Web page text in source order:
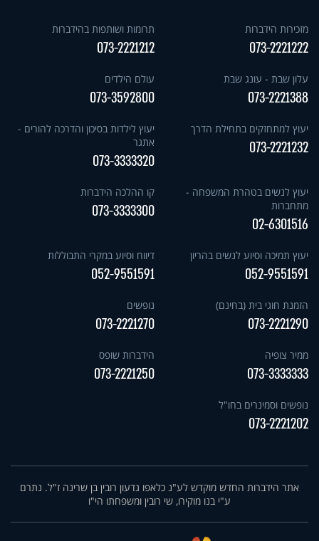
מזכירות הידברות
073-2221222
תרומות ושותפות בהידברות
073-2221212
עלון שבת - עונג שבת
073-2221388
עולם הילדים
073-3592800
יעוץ למתחזקים בתחילת הדרך
073-2221232
יעוץ לילדות בסיכון והדרכה להורים -
אתגר
073-3333320
יעוץ לנשים בטהרת המשפחה -
מתחברות
02-6301516
קו ההלכה הידברות
073-3333300
יעוץ תמיכה וסיוע לנשים בהריון
052-9551591
דיווח וסיוע במקרי התבוללות
052-9551591
הזמנת חוגי בית (בחינם)
073-2221290
נופשים
073-2221270
ממיר צופיה
073-3333333
הידברות שופס
073-2221250
נופשים וסמינרים בחו"ל
073-2221202
אתר הידברות החדש מוקדש לע"נ כלאפו גדעון רובין בן שרינה ז"ל. נתרם
ע"י בנו מוקירו, שי רובין ומשפחתו הי"ו